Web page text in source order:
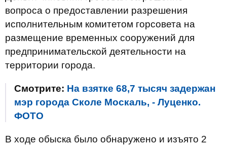
вопроса о предоставлении разрешения
исполнительным комитетом горсовета на
размещение временных сооружений для
предпринимательской деятельности на
территории города.
Смотрите: На взятке 68,7 тысяч задержан
мэр города Сколе Москаль, - Луценко.
ФОТО
В ходе обыска было обнаружено и изъято 2